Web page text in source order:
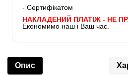
- Сертифікатом
НАКЛАДЕНИЙ ПЛАТІЖ - НЕ
Економимо наш і Ваш час.
Опис